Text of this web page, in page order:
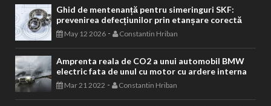
Ghid de mentenanță pentru simeringuri SKF:
prevenirea defecțiunilor prin etanșare corectă
May 12 2026 - Constantin Hriban
Amprenta reala de CO2 a unui automobil BMW
electric fata de unul cu motor cu ardere interna
Mar 21 2022 - Constantin Hriban